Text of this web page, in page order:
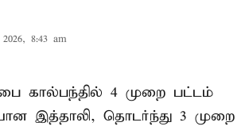
8:43 am
கால்பந்தில் 4 முறை பட்டம்
இத்தாலி, தொடர்ந்து 3 முறை